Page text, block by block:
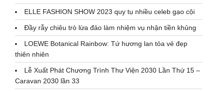
ELLE FASHION SHOW 2023 quy tụ nhiều celeb gạo cội
Đầy rẫy chiêu trò lừa đảo làm nhiệm vụ nhận tiền khủng
LOEWE Botanical Rainbow: Tứ hương lan tỏa vẻ đẹp
thiên nhiên
Lễ Xuất Phát Chương Trình Thư Viện 2030 Lần Thứ 15 –
Caravan 2030 lần 33